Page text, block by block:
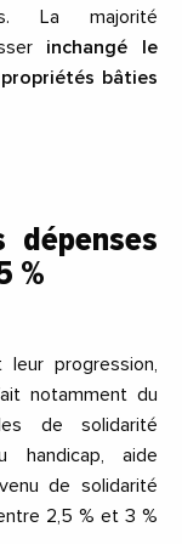
La majorité
inchangé le
bâties
dépenses
%
leur progression,
notamment du
de solidarité
handicap, aide
de solidarité
2,5 % et 3 %